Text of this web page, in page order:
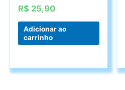
R$ 25,90
Adicionar ao
carrinho